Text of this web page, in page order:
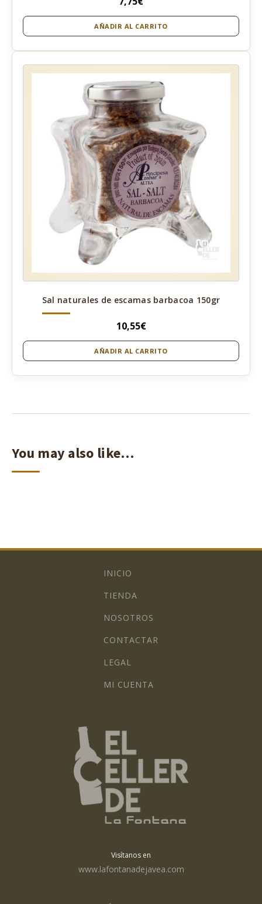
AÑADIR AL CARRITO
Sal naturales de escamas barbacoa 150gr
10,55€
AÑADIR AL CARRITO
You may also like…
INICIO
TIENDA
NOSOTROS
CONTACTAR
LEGAL
MI CUENTA
Visítanos en
www.lafontanadejavea.com